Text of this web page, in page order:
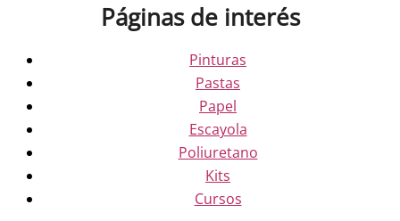
Páginas de interés
Pinturas
Pastas
Papel
Escayola
Poliuretano
Kits
Cursos